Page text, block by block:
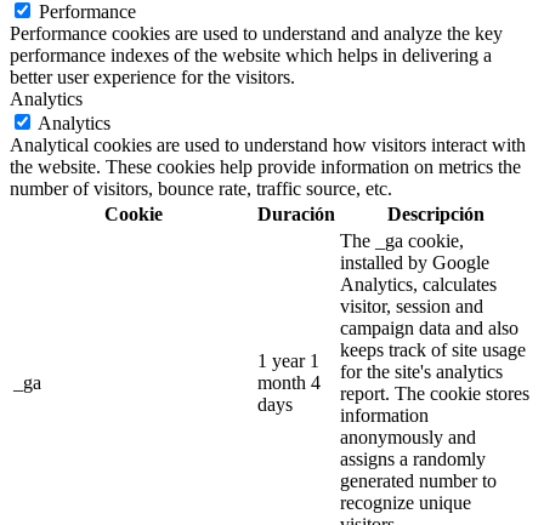
Performance
Performance cookies are used to understand and analyze the key
performance indexes of the website which helps in delivering a
better user experience for the visitors.
Analytics
Analytics
Analytical cookies are used to understand how visitors interact with
the website. These cookies help provide information on metrics the
number of visitors, bounce rate, traffic source, etc.
Cookie
Duración Descripción
_ga
1 year 1
month 4
days
The _ga cookie,
installed by Google
Analytics, calculates
visitor, session and
campaign data and also
keeps track of site usage
for the site's analytics
report. The cookie stores
information
anonymously and
assigns a randomly
generated number to
recognize unique